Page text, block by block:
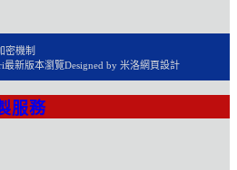
密機制
最新版本瀏覽Designed by 米洛網頁設計
服務